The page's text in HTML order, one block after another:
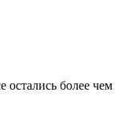
остались более чем